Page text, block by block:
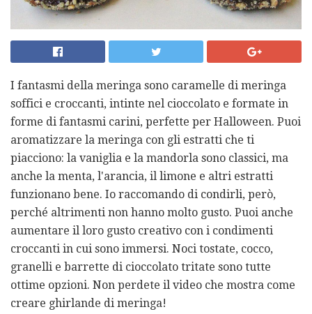
I fantasmi della meringa sono caramelle di meringa
soffici e croccanti, intinte nel cioccolato e formate in
forme di fantasmi carini, perfette per Halloween. Puoi
aromatizzare la meringa con gli estratti che ti
piacciono: la vaniglia e la mandorla sono classici, ma
anche la menta, l'arancia, il limone e altri estratti
funzionano bene. Io raccomando di condirli, però,
perché altrimenti non hanno molto gusto. Puoi anche
aumentare il loro gusto creativo con i condimenti
croccanti in cui sono immersi. Noci tostate, cocco,
granelli e barrette di cioccolato tritate sono tutte
ottime opzioni. Non perdete il video che mostra come
creare ghirlande di meringa!